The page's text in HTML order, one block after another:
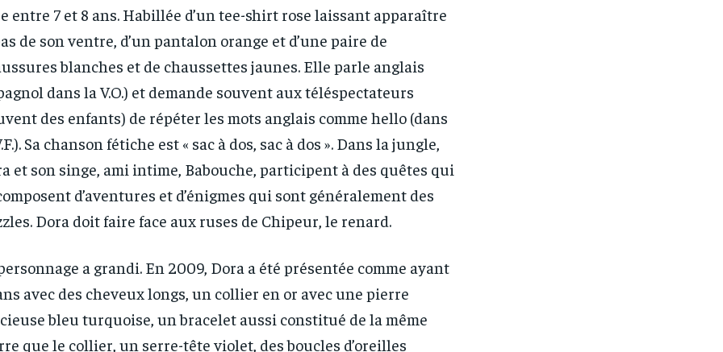
and you
1-YEAR
/ year
Pay now and you get access to exclusive
news and articles for a whole year.
1-MONTH
By agreeing to this tier, you are billed
every month after the first one until you
opt out of the monthly subscription.
and you
1-YEAR
/ year
Pay now and you get access to exclusive
news and articles for a whole year.
1-MONTH
By agreeing to this tier, you are billed
every month after the first one until you
opt out of the monthly subscription.
entre 7 et 8 ans. Habillée d’un tee-shirt rose laissant apparaître
de son ventre, d’un pantalon orange et d’une paire de
blanches et de chaussettes jaunes. Elle parle anglais
dans la V.O.) et demande souvent aux téléspectateurs
des enfants) de répéter les mots anglais comme hello (dans
Sa chanson fétiche est « sac à dos, sac à dos ». Dans la jungle,
et son singe, ami intime, Babouche, participent à des quêtes qui
d’aventures et d’énigmes qui sont généralement des
Dora doit faire face aux ruses de Chipeur, le renard.
a grandi. En 2009, Dora a été présentée comme ayant
avec des cheveux longs, un collier en or avec une pierre
bleu turquoise, un bracelet aussi constitué de la même
que le collier, un serre-tête violet, des boucles d’oreilles